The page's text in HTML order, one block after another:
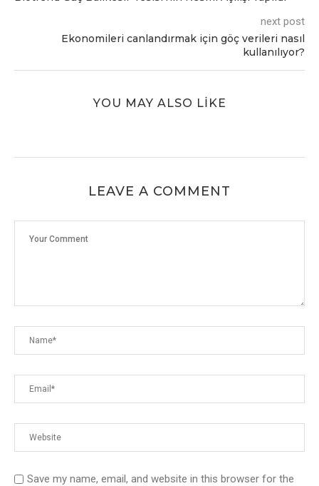
next post
Ekonomileri canlandırmak için göç verileri nasıl
kullanılıyor?
YOU MAY ALSO LIKE
LEAVE A COMMENT
Save my name, email, and website in this browser for the